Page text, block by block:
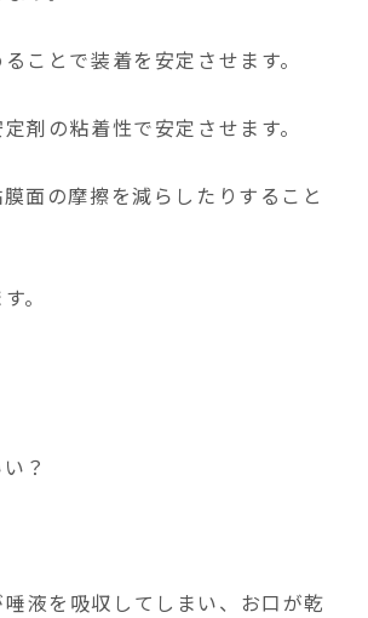
ことで装着を安定させます。
剤の粘着性で安定させます。
面の摩擦を減らしたりすること
。
？
液を吸収してしまい、お口が乾